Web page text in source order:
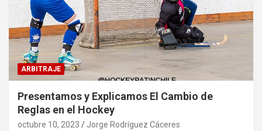
ARBITRAJE
Presentamos y Explicamos El Cambio de
Reglas en el Hockey
octubre 10, 2023 Jorge Rodríguez Cáceres